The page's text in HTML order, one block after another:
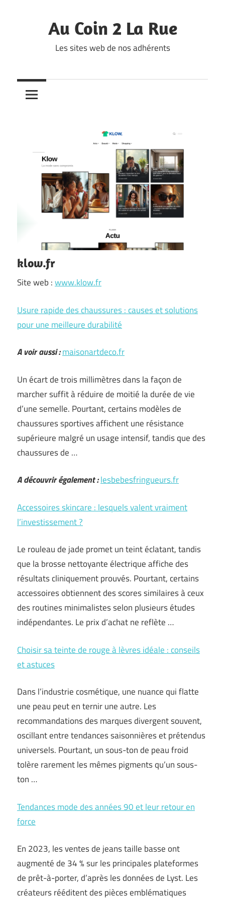
Au Coin 2 La Rue
Les sites web de nos adhérents
klow.fr
Site web :www.klow.fr
Usure rapide des chaussures : causes et solutions
pour une meilleure durabilité
A voir aussi :maisonartdeco.fr
Un écart de trois millimètres dans la façon de
marcher suffit à réduire de moitié la durée de vie
d’une semelle. Pourtant, certains modèles de
chaussures sportives affichent une résistance
supérieure malgré un usage intensif, tandis que des
chaussures de …
A découvrir également :lesbebesfringueurs.fr
Accessoires skincare : lesquels valent vraiment
l’investissement ?
Le rouleau de jade promet un teint éclatant, tandis
que la brosse nettoyante électrique affiche des
résultats cliniquement prouvés. Pourtant, certains
accessoires obtiennent des scores similaires à ceux
des routines minimalistes selon plusieurs études
indépendantes. Le prix d’achat ne reflète …
Choisir sa teinte de rouge à lèvres idéale : conseils
et astuces
Dans l’industrie cosmétique, une nuance qui flatte
une peau peut en ternir une autre. Les
recommandations des marques divergent souvent,
oscillant entre tendances saisonnières et prétendus
universels. Pourtant, un sous-ton de peau froid
tolère rarement les mêmes pigments qu’un sous-
ton …
Tendances mode des années 90 et leur retour en
force
En 2023, les ventes de jeans taille basse ont
augmenté de 34 % sur les principales plateformes
de prêt-à-porter, d’après les données de Lyst. Les
créateurs rééditent des pièces emblématiques